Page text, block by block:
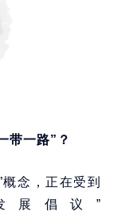
带一路”？
念，正在受到
展倡议”